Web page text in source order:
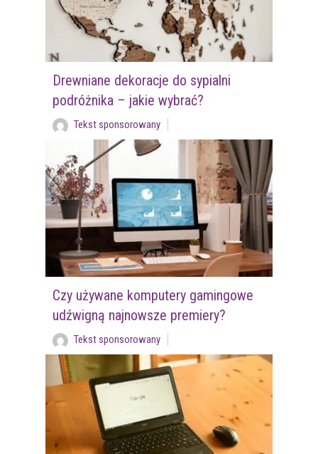
Drewniane dekoracje do sypialni
podróżnika – jakie wybrać?
Tekst sponsorowany
Czy używane komputery gamingowe
udźwigną najnowsze premiery?
Tekst sponsorowany